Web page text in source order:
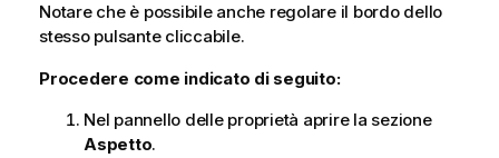
Notare che è possibile anche regolare il bordo dello
stesso pulsante cliccabile.
Procedere come indicato di seguito:
Nel pannello delle proprietà aprire la sezione
Aspetto.